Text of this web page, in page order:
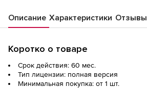
Описание Характеристики Отзывы
Коротко о товаре
Срок действия: 60 мес.
Тип лицензии: полная версия
Минимальная покупка: от 1 шт.